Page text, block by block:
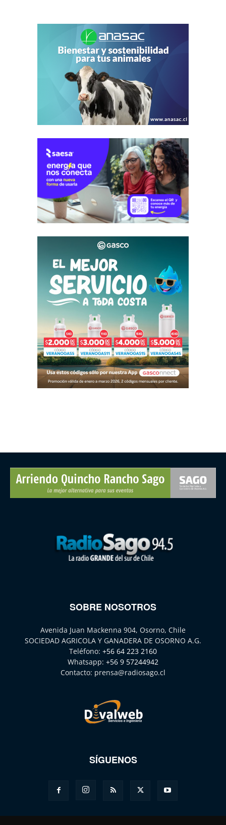
SOBRE NOSOTROS
Avenida Juan Mackenna 904, Osorno, Chile
SOCIEDAD AGRICOLA Y GANADERA DE OSORNO A.G.
Teléfono: +56 64 223 2160
Whatsapp: +56 9 57244942
Contacto: prensa@radiosago.cl
SÍGUENOS